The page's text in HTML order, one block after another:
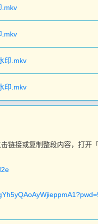
.mkv
.mkv
印.mkv
印.mkv
链接或复制整段内容，打开